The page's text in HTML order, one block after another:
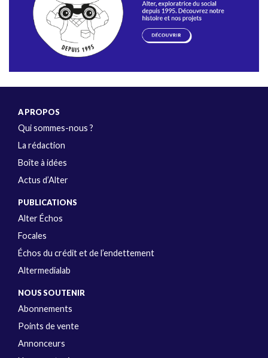
A PROPOS
Qui sommes-nous ?
La rédaction
Boîte à idées
Actus d’Alter
PUBLICATIONS
Alter Échos
Focales
Échos du crédit et de l’endettement
Altermedialab
NOUS SOUTENIR
Abonnements
Points de vente
Annonceurs